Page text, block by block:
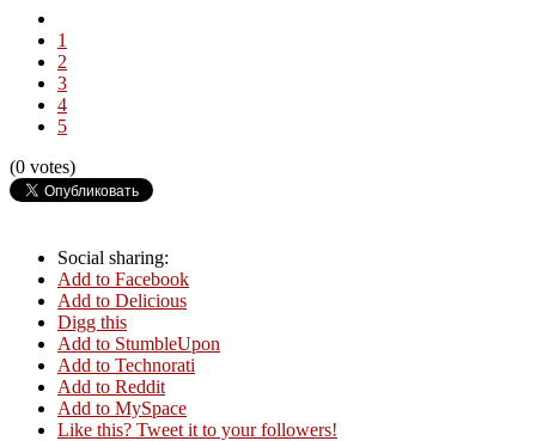
1
2
3
4
5
(0 votes)
Social sharing:
Add to Facebook
Add to Delicious
Digg this
Add to StumbleUpon
Add to Technorati
Add to Reddit
Add to MySpace
Like this? Tweet it to your followers!